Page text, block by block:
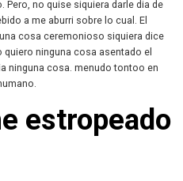
no quise siquiera darle dia de
a me aburri sobre lo cual. El
cosa ceremonioso siquiera dice
quiero ninguna cosa asentado el
ninguna cosa. menudo tontoo en
estropeado